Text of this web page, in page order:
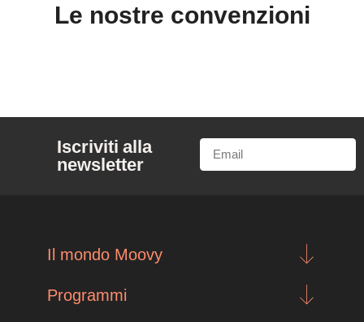
Le nostre convenzioni
Iscriviti alla
newsletter
Il mondo Moovy
Programmi